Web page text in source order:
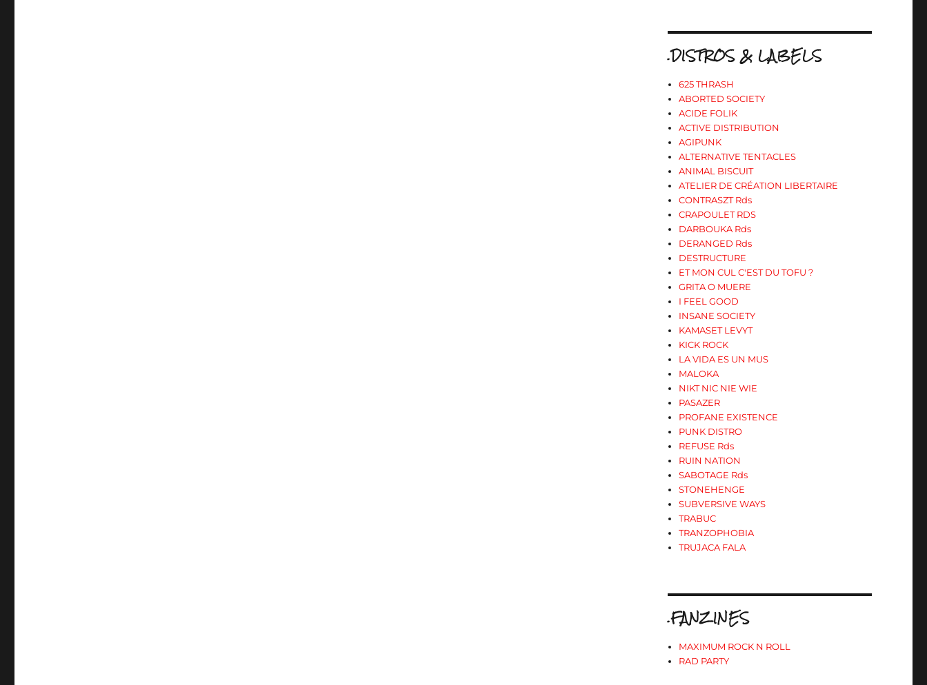
.DISTROS & LABELS
625 THRASH
ABORTED SOCIETY
ACIDE FOLIK
ACTIVE DISTRIBUTION
AGIPUNK
ALTERNATIVE TENTACLES
ANIMAL BISCUIT
ATELIER DE CRÉATION LIBERTAIRE
CONTRASZT Rds
CRAPOULET RDS
DARBOUKA Rds
DERANGED Rds
DESTRUCTURE
ET MON CUL C'EST DU TOFU ?
GRITA O MUERE
I FEEL GOOD
INSANE SOCIETY
KAMASET LEVYT
KICK ROCK
LA VIDA ES UN MUS
MALOKA
NIKT NIC NIE WIE
PASAZER
PROFANE EXISTENCE
PUNK DISTRO
REFUSE Rds
RUIN NATION
SABOTAGE Rds
STONEHENGE
SUBVERSIVE WAYS
TRABUC
TRANZOPHOBIA
TRUJACA FALA
.FANZINES
MAXIMUM ROCK N ROLL
RAD PARTY